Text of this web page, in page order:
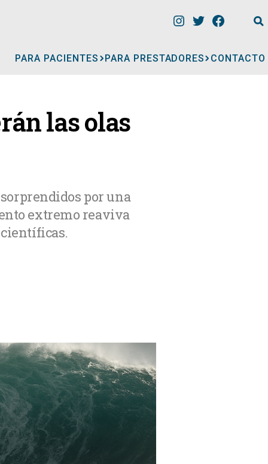
PARA PACIENTES
MÉDICOS
IMAGENES MEDICAS
OBRAS SOCIALES
PARA PRESTADORES CONTACTO
las olas
por una
extremo reaviva